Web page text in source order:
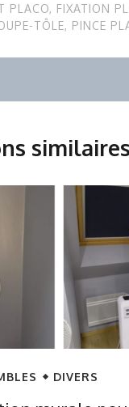
PLACO, FIXATION
TÔLE, PINCE
similaires
DIVERS